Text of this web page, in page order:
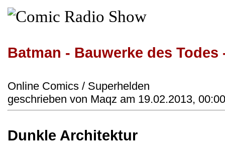
Batman - Bauwerke des Todes
Online Comics / Superhelden
geschrieben von Maqz am 19.02.2013,
Dunkle Architektur